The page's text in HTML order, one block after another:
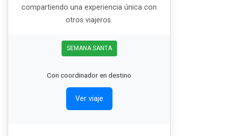
compartiendo una experiencia única con
otros viajeros.
SEMANA SANTA
Con coordinador en destino
Ver viaje